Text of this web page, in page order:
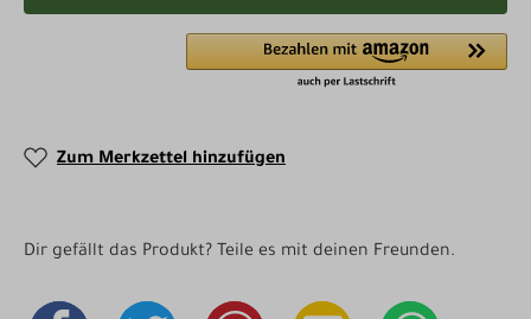
Zum Merkzettel hinzufügen
Dir gefällt das Produkt? Teile es mit deinen Freunden.